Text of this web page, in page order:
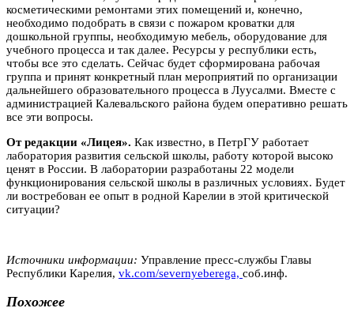
косметическими ремонтами этих помещений и, конечно,
необходимо подобрать в связи с пожаром кроватки для
дошкольной группы, необходимую мебель, оборудование для
учебного процесса и так далее. Ресурсы у республики есть,
чтобы все это сделать. Сейчас будет сформирована рабочая
группа и принят конкретный план мероприятий по организации
дальнейшего образовательного процесса в Луусалми. Вместе с
администрацией Калевальского района будем оперативно решать
все эти вопросы.
От редакции «Лицея». Как известно, в ПетрГУ работает
лаборатория развития сельской школы, работу которой высоко
ценят в России. В лаборатории разработаны 22 модели
функционирования сельской школы в различных условиях. Будет
ли востребован ее опыт в родной Карелии в этой критической
ситуации?
Источники информации: Управление пресс-службы Главы
Республики Карелия, vk.com/severnyeberega, соб.инф.
Похожее